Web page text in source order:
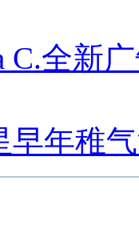
C.全新
早年稚